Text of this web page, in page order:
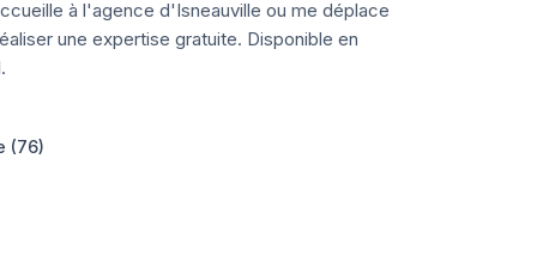
à l'agence d'Isneauville ou me déplace
une expertise gratuite. Disponible en
(76)